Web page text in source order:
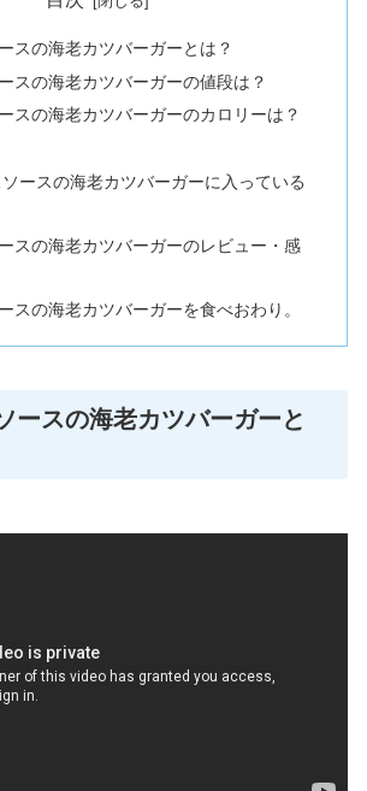
スの海老カツバーガーとは？
スの海老カツバーガーの値段は？
スの海老カツバーガーのカロリーは？
ースの海老カツバーガーに入っている
スの海老カツバーガーのレビュー・感
スの海老カツバーガーを食べおわり。
ースの海老カツバーガーと